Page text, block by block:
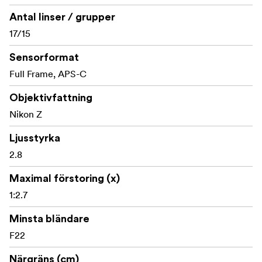
byggkvaliteten säkerställer hållbarhet, med
väderförsegling som skyddar mot damm och fukt, vilket
gör det lämpligt för olika fotograferingsförhållanden.
Dessutom är frontlinsen belagd med Tamrons Fluorine-
beläggning, som ger hög vattenavvisning och anti-fog
egenskaper.
Antal linser / grupper
17/15
Sensorformat
Full Frame, APS-C
Objektivfattning
Nikon Z
Ljusstyrka
2.8
Maximal förstoring (x)
1:2.7
Minsta bländare
F22
Närgräns (cm)